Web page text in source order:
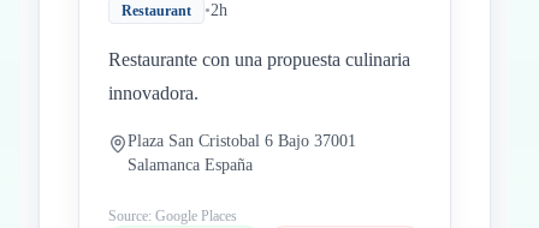
Restaurant •2h
Restaurante con una propuesta culinaria
innovadora.
Plaza San Cristobal 6 Bajo 37001
Salamanca España
Source: Google Places